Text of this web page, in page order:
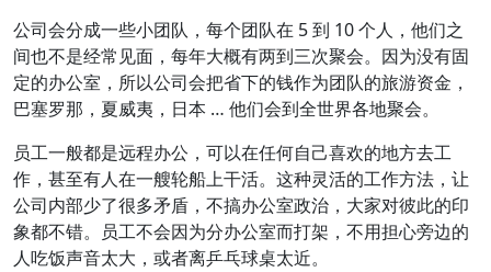
公司会分成一些小团队，每个团队在 5 到 10 个人，他们之
间也不是经常见面，每年大概有两到三次聚会。因为没有固
定的办公室，所以公司会把省下的钱作为团队的旅游资金，
巴塞罗那，夏威夷，日本 … 他们会到全世界各地聚会。
员工一般都是远程办公，可以在任何自己喜欢的地方去工
作，甚至有人在一艘轮船上干活。这种灵活的工作方法，让
公司内部少了很多矛盾，不搞办公室政治，大家对彼此的印
象都不错。员工不会因为分办公室而打架，不用担心旁边的
人吃饭声音太大，或者离乒乓球桌太近。